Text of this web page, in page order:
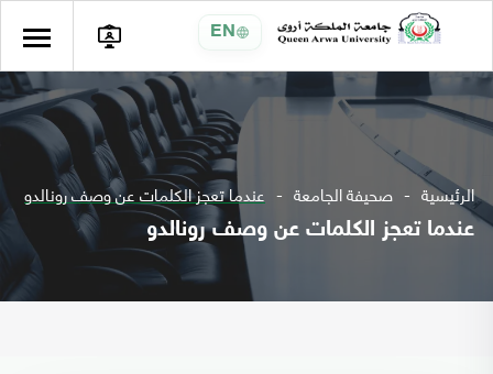
EN
الرئيسية صحيفة الجامعة عندما تعجز الكلمات عن وصف رونالدو
عندما تعجز الكلمات عن وصف رونالدو